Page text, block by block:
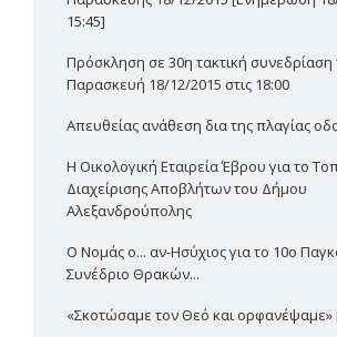
15:45]
Πρόσκληση σε 30η τακτική συνεδρίαση
Παρασκευή 18/12/2015 στις 18:00
Απευθείας ανάθεση δια της πλαγίας
Η Οικολογική Εταιρεία Έβρου για το
Διαχείρισης Αποβλήτων του Δήμου
Αλεξανδρούπολης
Ο Νομάς ο... αν-Ησύχιος για το 10ο
Συνέδριο Θρακών...
«Σκοτώσαμε τον Θεό και